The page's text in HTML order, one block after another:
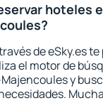
hoteles
de eSky.es
el motor de
y